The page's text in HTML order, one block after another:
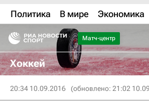
Политика В мире Экономика
Матч-центр
Хоккей
20:34 10.09.2016 (обновлено: 21:02